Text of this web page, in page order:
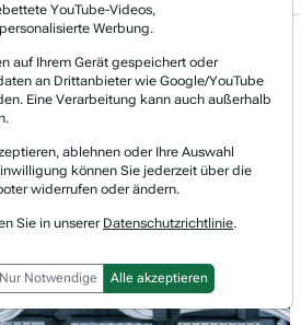
Aktie
DTE]
Realtimekurs
+6,27 %
29,14 €
YouTube-Videos,
Werbung.
auf Ihrem Gerät gespeichert oder
an Drittanbieter wie Google/YouTube
Eine Verarbeitung kann auch außerhalb
ablehnen oder Ihre Auswahl
können Sie jederzeit über die
widerrufen oder ändern.
Sie in unserer Datenschutzrichtlinie.
Nur Notwendige Alle akzeptieren